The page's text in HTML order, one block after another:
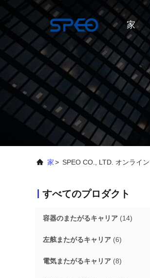
家
家> SPEO CO., LTD. オンライ
すべてのプロダクト
容器のまたがるキャリア (14)
左舷またがるキャリア (6)
電気またがるキャリア (8)